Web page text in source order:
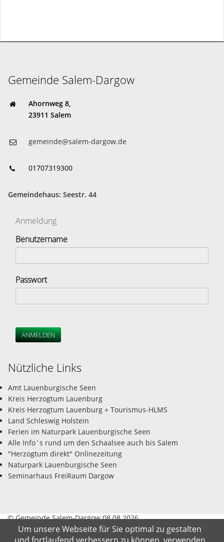
Gemeinde Salem-Dargow
Ahornweg 8,
23911 Salem
gemeinde@salem-dargow.de
01707319300
Gemeindehaus: Seestr. 44
Anmeldung
Benutzername
Passwort
ANMELDEN
Nützliche Links
Amt Lauenburgische Seen
Kreis Herzogtum Lauenburg
Kreis Herzogtum Lauenburg + Tourismus-HLMS
Land Schleswig Holstein
Ferien im Naturpark Lauenburgische Seen
Alle Info`s rund um den Schaalsee auch bis Salem
"Herzogtum direkt" Onlinezeitung
Naturpark Lauenburgische Seen
Seminarhaus FreiRaum Dargow
© Gemeinde Salem-Dargow 08.08.2026
Um unsere Webseite für Sie optimal zu gestalten